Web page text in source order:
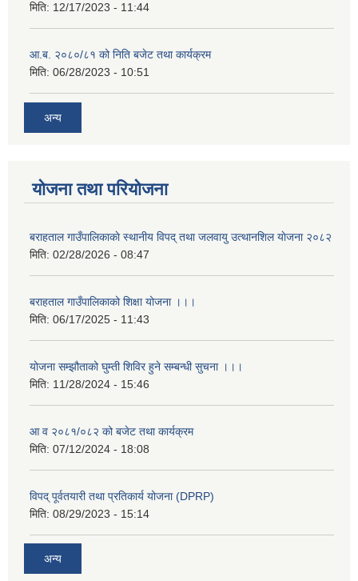
मिति: 12/17/2023 - 11:44
आ.ब. २०८०/८१ को निति बजेट तथा कार्यक्रम
मिति: 06/28/2023 - 10:51
अन्य
योजना तथा परियोजना
बराहताल गाउँपालिकाकाे स्थानीय विपद् तथा जलवायु उत्थानशिल याेजना २०८२
मिति: 02/28/2026 - 08:47
बराहताल गाउँपालिकाको शिक्षा योजना ।।।
मिति: 06/17/2025 - 11:43
योजना सम्झौताको घुम्ती शिविर हुने सम्बन्धी सुचना ।।।
मिति: 11/28/2024 - 15:46
आ व २०८१/०८२ को बजेट तथा कार्यक्रम
मिति: 07/12/2024 - 18:08
विपद् पूर्वतयारी तथा प्रतिकार्य योजना (DPRP)
मिति: 08/29/2023 - 15:14
अन्य